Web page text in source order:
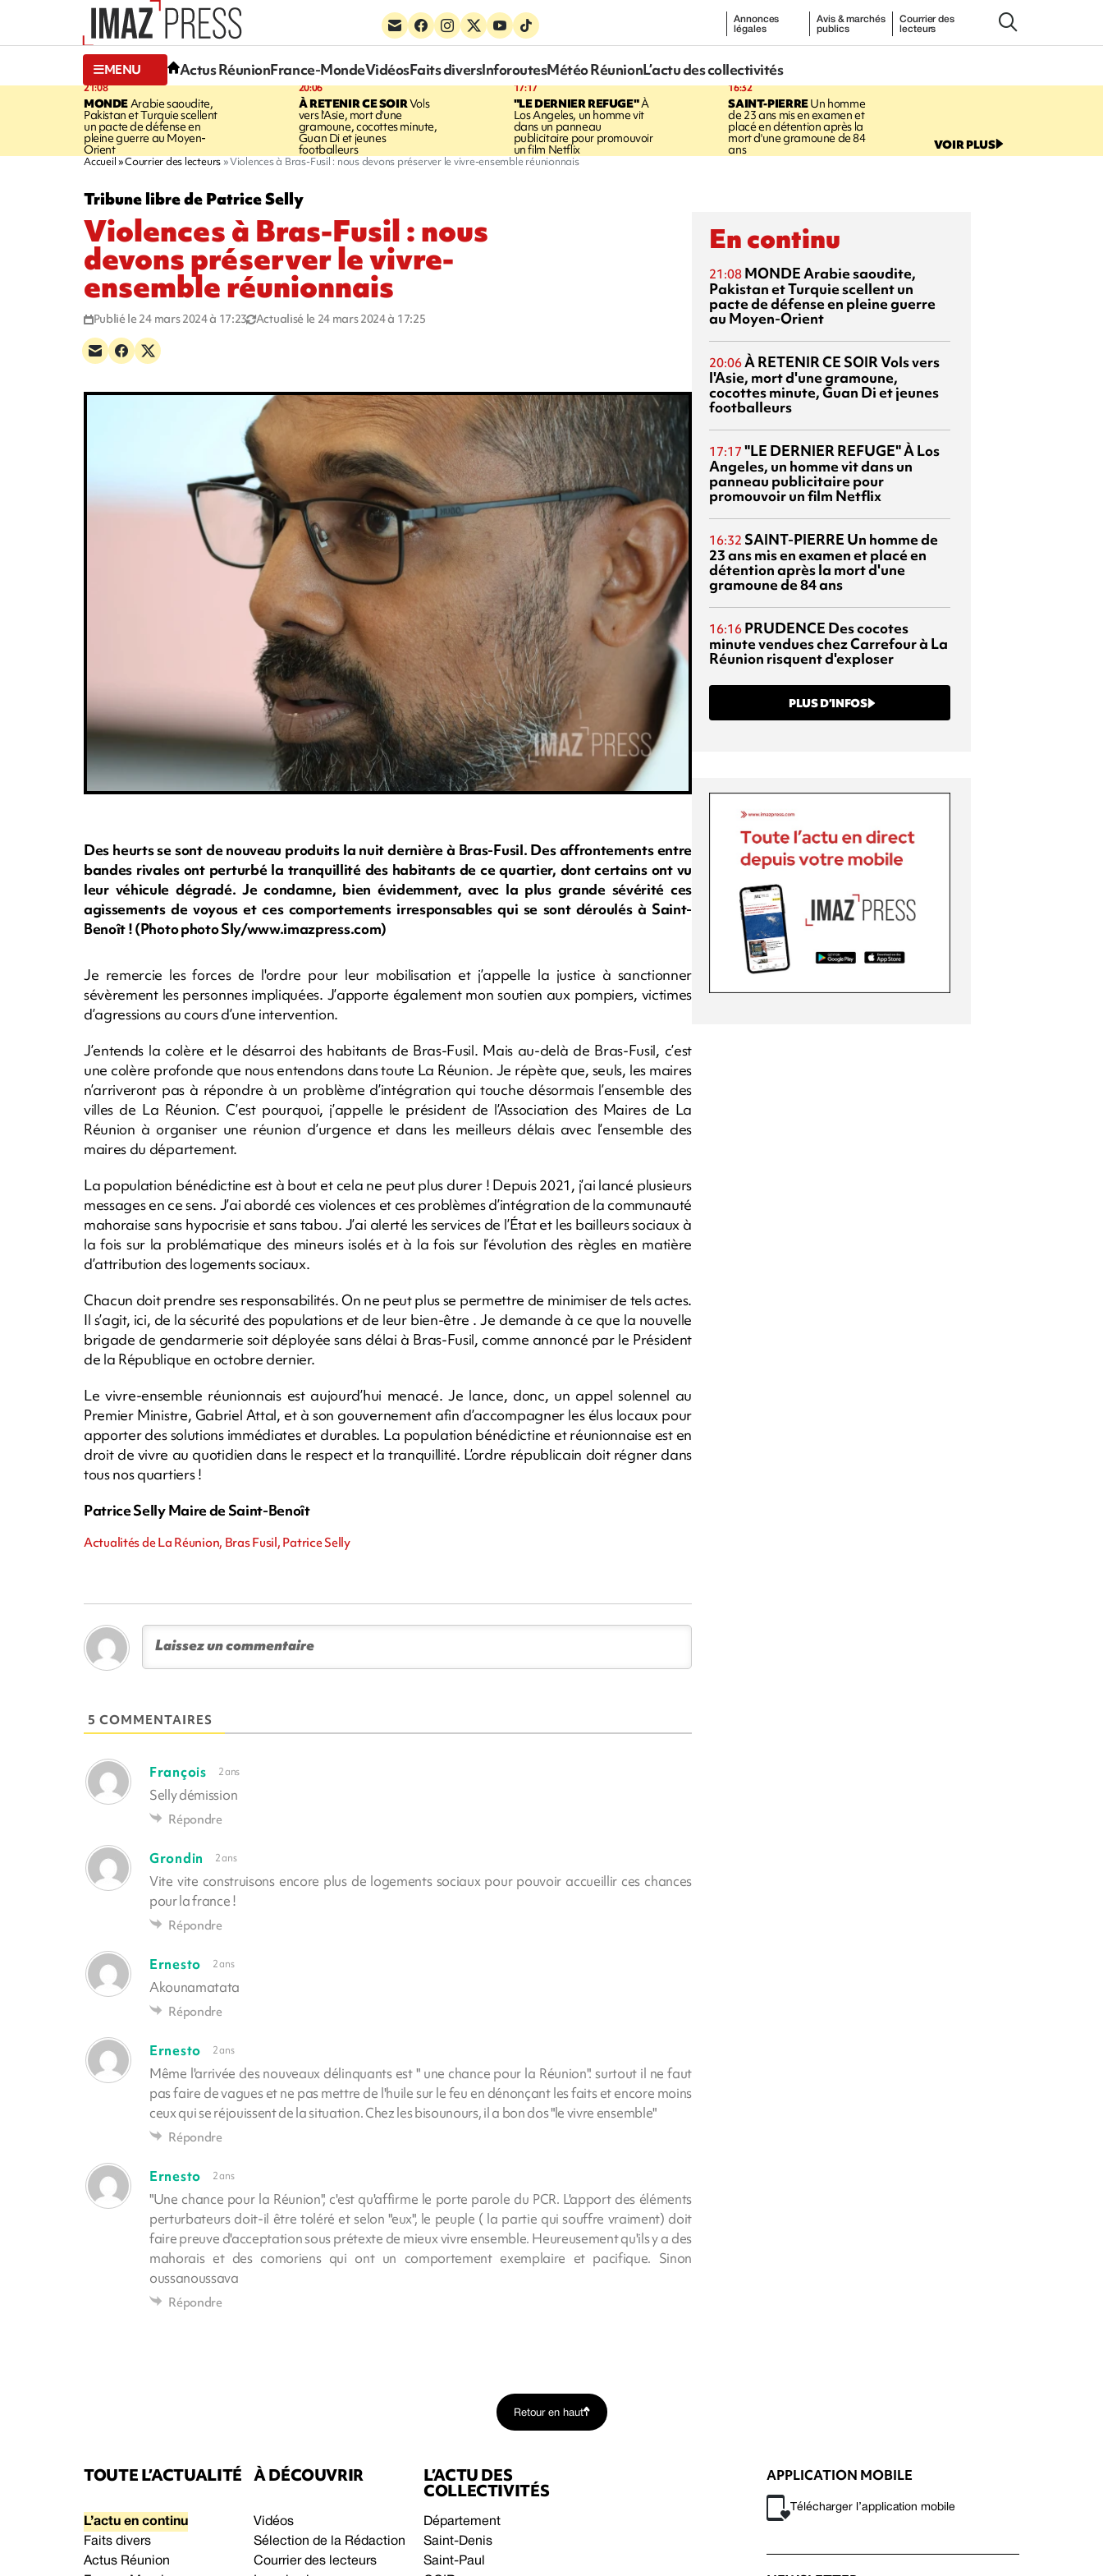
Annonces
légales
Avis & marchés
publics
Courrier des
lecteurs
MENU Actus RéunionFrance-MondeVidéosFaits diversInforoutesMétéo RéunionL’actu des collectivités
21:08
MONDE Arabie saoudite,
Pakistan et Turquie scellent
un pacte de défense en
pleine guerre au Moyen-
Orient
20:06
À RETENIR CE SOIRVols
vers l'Asie, mort d'une
gramoune, cocottes minute,
Guan Di et jeunes
footballeurs
17:17
"LE DERNIER REFUGE"À
Los Angeles, un homme vit
dans un panneau
publicitaire pour promouvoir
un film Netflix
16:32
SAINT-PIERREUn homme
de 23 ans mis en examen et
placé en détention après la
mort d'une gramoune de 84
ans VOIR PLUS
Accueil Courrier des lecteurs Violences à Bras-Fusil : nous devons préserver le vivre-ensemble réunionnais
Tribune libre de Patrice Selly
Violences à Bras-Fusil : nous
devons préserver le vivre-
ensemble réunionnais
Publié le 24 mars 2024 à 17:23 Actualisé le 24 mars 2024 à 17:25
Des heurts se sont de nouveau produits la nuit dernière à Bras-Fusil. Des affrontements entre
bandes rivales ont perturbé la tranquillité des habitants de ce quartier, dont certains ont vu
leur véhicule dégradé. Je condamne, bien évidemment, avec la plus grande sévérité ces
agissements de voyous et ces comportements irresponsables qui se sont déroulés à Saint-
Benoît ! (Photo photo Sly/www.imazpress.com)
Je remercie les forces de l'ordre pour leur mobilisation et j’appelle la justice à sanctionner
sévèrement les personnes impliquées. J’apporte également mon soutien aux pompiers, victimes
d’agressions au cours d’une intervention.
J’entends la colère et le désarroi des habitants de Bras-Fusil. Mais au-delà de Bras-Fusil, c’est
une colère profonde que nous entendons dans toute La Réunion. Je répète que, seuls, les maires
n’arriveront pas à répondre à un problème d’intégration qui touche désormais l’ensemble des
villes de La Réunion. C’est pourquoi, j’appelle le président de l’Association des Maires de La
Réunion à organiser une réunion d’urgence et dans les meilleurs délais avec l’ensemble des
maires du département.
La population bénédictine est à bout et cela ne peut plus durer ! Depuis 2021, j’ai lancé plusieurs
messages en ce sens. J’ai abordé ces violences et ces problèmes d’intégration de la communauté
mahoraise sans hypocrisie et sans tabou. J’ai alerté les services de l’État et les bailleurs sociaux à
la fois sur la problématique des mineurs isolés et à la fois sur l’évolution des règles en matière
d’attribution des logements sociaux.
Chacun doit prendre ses responsabilités. On ne peut plus se permettre de minimiser de tels actes.
Il s’agit, ici, de la sécurité des populations et de leur bien-être . Je demande à ce que la nouvelle
brigade de gendarmerie soit déployée sans délai à Bras-Fusil, comme annoncé par le Président
de la République en octobre dernier.
Le vivre-ensemble réunionnais est aujourd’hui menacé. Je lance, donc, un appel solennel au
Premier Ministre, Gabriel Attal, et à son gouvernement afin d’accompagner les élus locaux pour
apporter des solutions immédiates et durables. La population bénédictine et réunionnaise est en
droit de vivre au quotidien dans le respect et la tranquillité. L’ordre républicain doit régner dans
tous nos quartiers !
Patrice Selly Maire de Saint-Benoît
Actualités de La Réunion, Bras Fusil, Patrice Selly
5 COMMENTAIRES
François 2 ans
Selly démission
Répondre
Grondin 2 ans
Vite vite construisons encore plus de logements sociaux pour pouvoir accueillir ces chances
pour la france !
Répondre
Ernesto 2 ans
Akounamatata
Répondre
Ernesto 2 ans
Même l'arrivée des nouveaux délinquants est " une chance pour la Réunion". surtout il ne faut
pas faire de vagues et ne pas mettre de l'huile sur le feu en dénonçant les faits et encore moins
ceux qui se réjouissent de la situation. Chez les bisounours, il a bon dos "le vivre ensemble"
Répondre
Ernesto 2 ans
"Une chance pour la Réunion", c'est qu'affirme le porte parole du PCR. L'apport des éléments
perturbateurs doit-il être toléré et selon "eux", le peuple ( la partie qui souffre vraiment) doit
faire preuve d'acceptation sous prétexte de mieux vivre ensemble. Heureusement qu'ils y a des
mahorais et des comoriens qui ont un comportement exemplaire et pacifique. Sinon
oussanoussava
Répondre
En continu
21:08 MONDEArabie saoudite,
Pakistan et Turquie scellent un
pacte de défense en pleine guerre
au Moyen-Orient
20:06À RETENIR CE SOIRVols vers
l'Asie, mort d'une gramoune,
cocottes minute, Guan Di et jeunes
footballeurs
17:17 "LE DERNIER REFUGE"À Los
Angeles, un homme vit dans un
panneau publicitaire pour
promouvoir un film Netflix
16:32 SAINT-PIERRE Un homme de
23 ans mis en examen et placé en
détention après la mort d'une
gramoune de 84 ans
16:16 PRUDENCE Des cocotes
minute vendues chez Carrefour à La
Réunion risquent d'exploser
PLUS D’INFOS
Retour en haut
TOUTE L’ACTUALITÉ
L’actu en continu
Faits divers
Actus Réunion
À DÉCOUVRIR
Vidéos
Sélection de la Rédaction
Courrier des lecteurs
L’ACTU DES
COLLECTIVITÉS
Département
Saint-Denis
Saint-Paul
APPLICATION MOBILE
Télécharger l’application mobile